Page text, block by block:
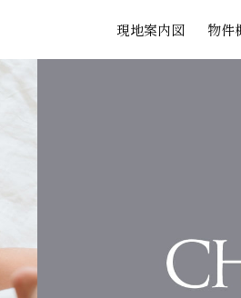
現地案内図 物件